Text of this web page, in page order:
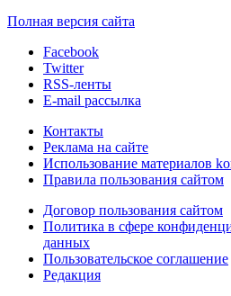
Полная версия сайта
Facebook
Twitter
RSS-ленты
E-mail рассылка
Контакты
Реклама на сайте
Использование материалов
Правила пользования сайтом
Договор пользования сайтом
Политика в сфере
данных
Пользовательское соглашение
Редакция